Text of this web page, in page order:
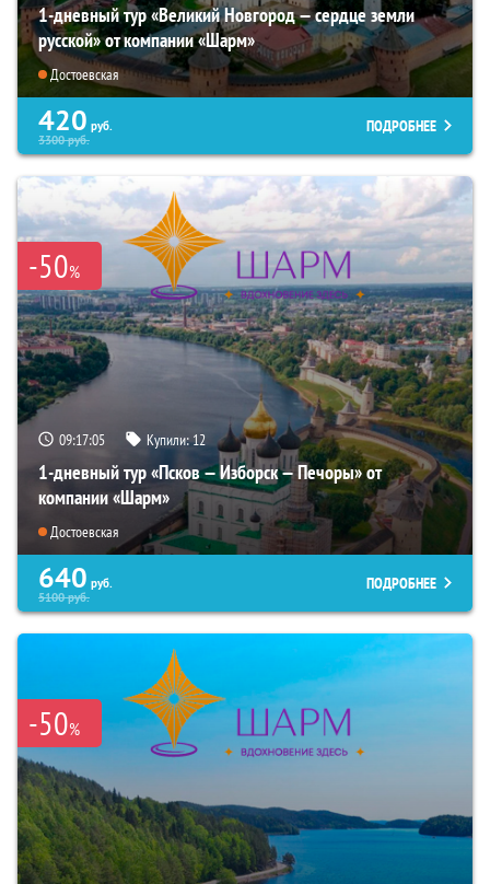
1-дневный тур «Великий Новгород — сердце земли
русской» от компании «Шарм»
Достоевская
420 руб.
3300руб.
ПОДРОБНЕЕ
-50%
09:17:03 Купили:12
1-дневный тур «Псков — Изборск — Печоры» от
компании «Шарм»
Достоевская
640 руб.
5100руб.
ПОДРОБНЕЕ
-50%